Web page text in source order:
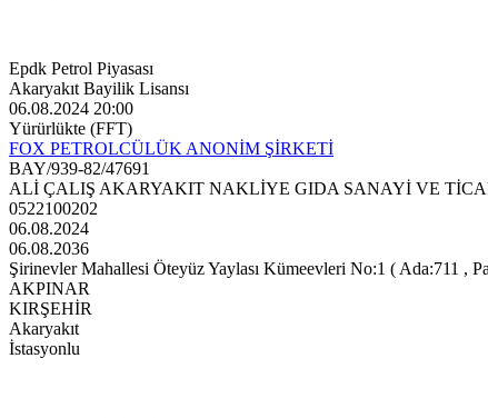
Epdk Petrol Piyasası
Akaryakıt Bayilik Lisansı
06.08.2024 20:00
Yürürlükte (FFT)
FOX PETROLCÜLÜK ANONİM ŞİRKETİ
BAY/939-82/47691
ALİ ÇALIŞ AKARYAKIT NAKLİYE GIDA SANAYİ VE
0522100202
06.08.2024
06.08.2036
Şirinevler Mahallesi Öteyüz Yaylası Kümeevleri No:1 ( Ada:711 ,
AKPINAR
KIRŞEHİR
Akaryakıt
İstasyonlu